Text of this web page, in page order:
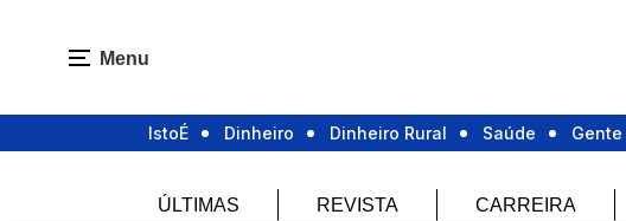
Menu
IstoÉ Dinheiro Dinheiro Rural Saúde Gente
ÚLTIMAS REVISTA CARREIRA